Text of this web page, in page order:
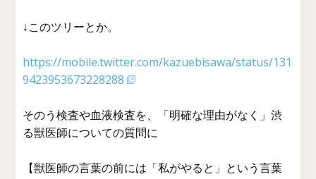
↓このツリーとか。
https://mobile.twitter.com/kazuebisawa/status/131
9423953673228288
そのう検査や血液検査を、「明確な理由がなく」渋
る獣医師についての質問に
【獣医師の言葉の前には「私がやると」という言葉